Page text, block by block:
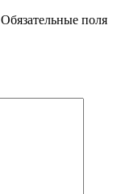
Обязательные поля